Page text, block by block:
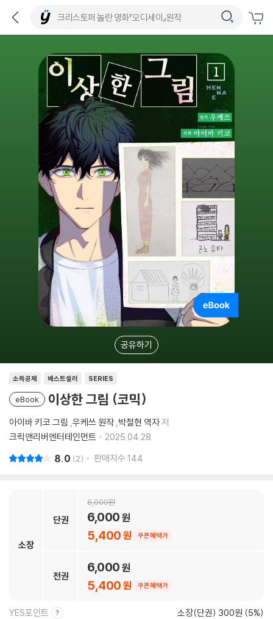
공유하기
소득공제 베스트셀러 SERIES
eBook 이상한 그림 (코믹)
아이바 키코 그림 ,우케쓰 원작 ,박철현 역자저
크릭앤리버엔터테인먼트
2025.04.28.
8.0 2 판매지수 144
소장
단권
6,000
5,400 쿠폰혜택가
6,000
전권
5,400 쿠폰혜택가
6,000
YES포인트
소장(단권) 300원 (5%)